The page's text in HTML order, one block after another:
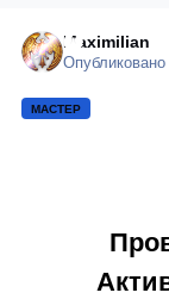
Maximilian
МАСТЕР